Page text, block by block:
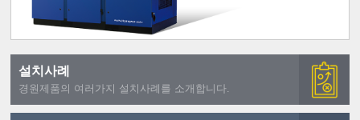
설치사례
경원제품의 여러가지 설치사례를 소개합니다.